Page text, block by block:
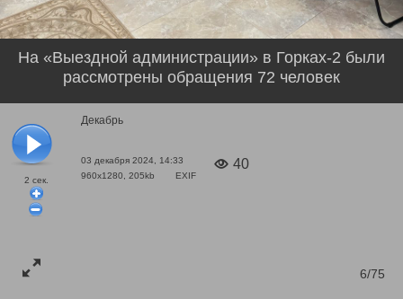
2 сек.
Декабрь
03 декабря 2024, 14:33
960x1280, 205kb
EXIF
40
6/75
На «Выездной администрации» в Горках-2 были
рассмотрены обращения 72 человек